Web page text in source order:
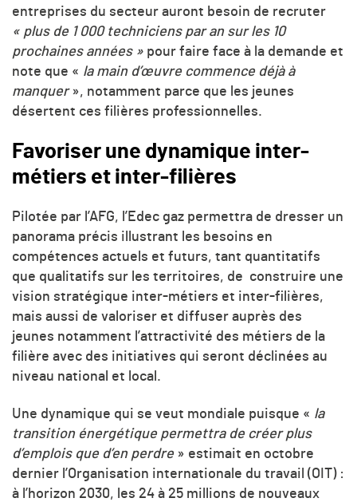
entreprises du secteur auront besoin de recruter
« plus de 1 000 techniciens par an sur les 10
prochaines années » pour faire face à la demande et
note que « la main d’œuvre commence déjà à
manquer», notamment parce que les jeunes
désertent ces filières professionnelles.
Favoriser une dynamique inter-
métiers et inter-filières
Pilotée par l’AFG, l’Edec gaz permettra de dresser un
panorama précis illustrant les besoins en
compétences actuels et futurs, tant quantitatifs
que qualitatifs sur les territoires, de construire une
vision stratégique inter-métiers et inter-filières,
mais aussi de valoriser et diffuser auprès des
jeunes notamment l’attractivité des métiers de la
filière avec des initiatives qui seront déclinées au
niveau national et local.
Une dynamique qui se veut mondiale puisque « la
transition énergétique permettra de créer plus
d’emplois que d’en perdre » estimait en octobre
dernier l’Organisation internationale du travail (OIT) :
à l’horizon 2030, les 24 à 25 millions de nouveaux